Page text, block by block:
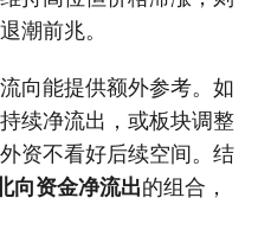
潮前兆。
向能提供额外参考。如
续净流出，或板块调整
资不看好后续空间。结
向资金净流出的组合，